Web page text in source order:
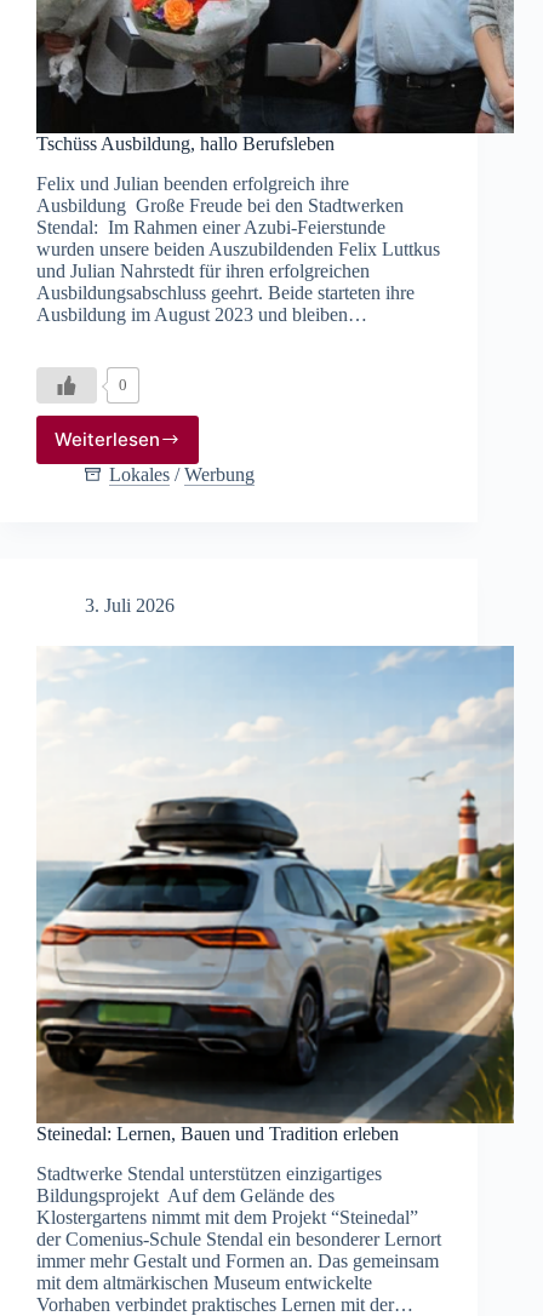
Tschüss Ausbildung, hallo Berufsleben
Felix und Julian beenden erfolgreich ihre
Ausbildung Große Freude bei den Stadtwerken
Stendal: Im Rahmen einer Azubi-Feierstunde
wurden unsere beiden Auszubildenden Felix Luttkus
und Julian Nahrstedt für ihren erfolgreichen
Ausbildungsabschluss geehrt. Beide starteten ihre
Ausbildung im August 2023 und bleiben…
0
Weiterlesen
Tschüss
Ausbildung,
Lokales /Werbung
3. Juli 2026
Steinedal: Lernen, Bauen und Tradition erleben
Stadtwerke Stendal unterstützen einzigartiges
Bildungsprojekt Auf dem Gelände des
Klostergartens nimmt mit dem Projekt “Steinedal”
der Comenius-Schule Stendal ein besonderer Lernort
immer mehr Gestalt und Formen an. Das gemeinsam
mit dem altmärkischen Museum entwickelte
Vorhaben verbindet praktisches Lernen mit der…